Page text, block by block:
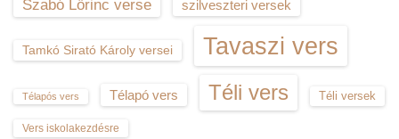
Szabó Lőrinc verse szilveszteri versek
Tamkó Sirató Károly versei Tavaszi vers
Télapós vers Télapó vers Téli vers Téli versek
Vers iskolakezdésre